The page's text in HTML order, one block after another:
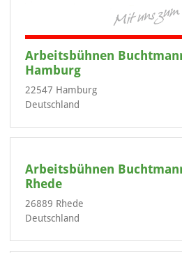
Arbeitsbühnen
Hamburg
22547 Hamburg
Deutschland
Arbeitsbühnen
Rhede
26889 Rhede
Deutschland